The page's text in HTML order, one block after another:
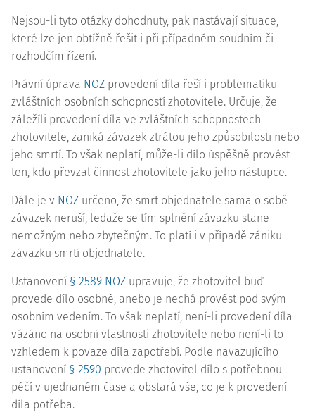
Nejsou-li tyto otázky dohodnuty, pak nastávají situace,
které lze jen obtížně řešit i při případném soudním či
rozhodčím řízení.
Právní úprava NOZ provedení díla řeší i problematiku
zvláštních osobních schopností zhotovitele. Určuje, že
záležíli provedení díla ve zvláštních schopnostech
zhotovitele, zaniká závazek ztrátou jeho způsobilosti nebo
jeho smrtí. To však neplatí, může-li dílo úspěšně provést
ten, kdo převzal činnost zhotovitele jako jeho nástupce.
Dále je v NOZ určeno, že smrt objednatele sama o sobě
závazek neruší, ledaže se tím splnění závazku stane
nemožným nebo zbytečným. To platí i v případě zániku
závazku smrtí objednatele.
Ustanovení § 2589 NOZ upravuje, že zhotovitel buď
provede dílo osobně, anebo je nechá provést pod svým
osobním vedením. To však neplatí, není-li provedení díla
vázáno na osobní vlastnosti zhotovitele nebo není-li to
vzhledem k povaze díla zapotřebí. Podle navazujícího
ustanovení § 2590 provede zhotovitel dílo s potřebnou
péčí v ujednaném čase a obstará vše, co je k provedení
díla potřeba.